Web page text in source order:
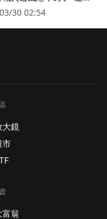
」逆勢狂飆
30 02:54
大鏡
市
富翁